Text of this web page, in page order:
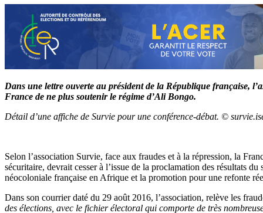
Dans une lettre ouverte au président de la République française,
France de ne plus soutenir le régime d’Ali Bongo.
Détail d’une affiche de Survie pour une conférence-débat. ©
Selon l’association Survie, face aux fraudes et à la répression, la
sécuritaire, devrait cesser à l’issue de la proclamation des résultats
néocoloniale française en Afrique et la promotion pour une refonte
Dans son courrier daté du 29 août 2016, l’association, relève les
des élections, avec le fichier électoral qui comporte de très